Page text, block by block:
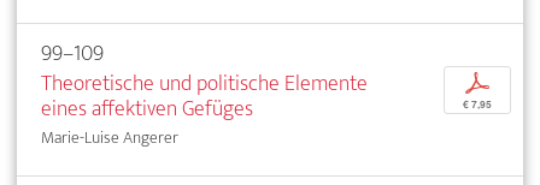
99–109
Theoretische und politische Elemente
eines affektiven Gefüges
Marie-Luise Angerer
p
€ 7,95